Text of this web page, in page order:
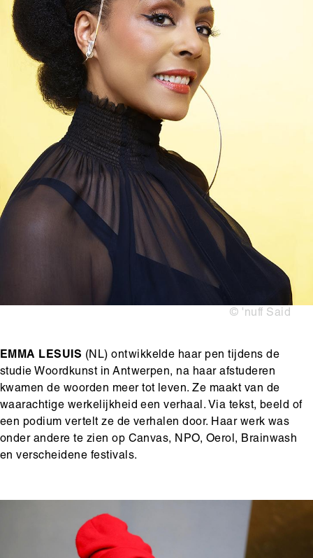
© 'nuff Said
EMMA LESUIS (NL) ontwikkelde haar pen tijdens de
studie Woordkunst in Antwerpen, na haar afstuderen
kwamen de woorden meer tot leven. Ze maakt van de
waarachtige werkelijkheid een verhaal. Via tekst, beeld of
een podium vertelt ze de verhalen door. Haar werk was
onder andere te zien op Canvas, NPO, Oerol, Brainwash
en verscheidene festivals.